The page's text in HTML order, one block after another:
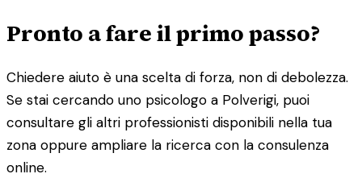
Pronto a fare il primo passo?
Chiedere aiuto è una scelta di forza, non di debolezza.
Se stai cercando uno psicologo a Polverigi, puoi
consultare gli altri professionisti disponibili nella tua
zona oppure ampliare la ricerca con la consulenza
online.